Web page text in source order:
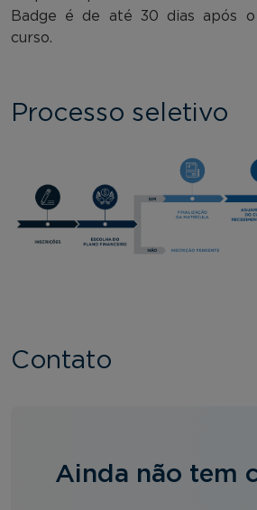
Badge é de até 30 dias após
curso.
Processo seletivo
Contato
Ainda não tem